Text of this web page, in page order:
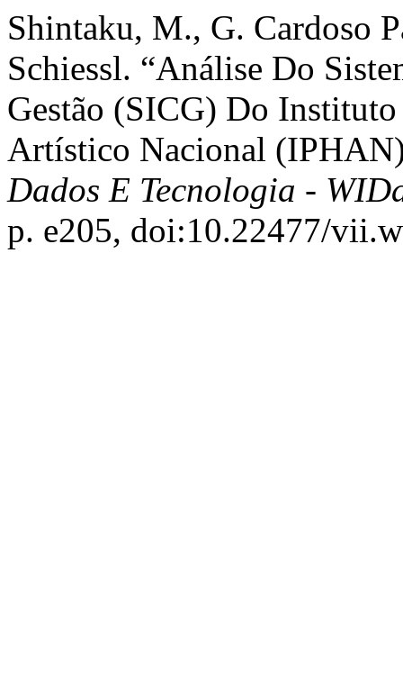
Shintaku, M., G. Cardoso
Schiessl. “Análise Do
Gestão (SICG) Do
Artístico Nacional
Dados E Tecnologia -
p. e205, doi:10.22477/